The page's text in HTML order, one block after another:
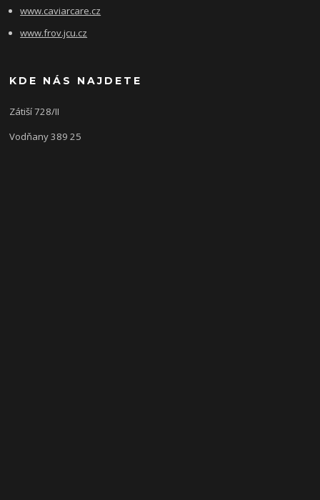
www.caviarcare.cz
www.frov.jcu.cz
KDE NÁS NAJDETE
Zátiší 728/II
Vodňany 389 25